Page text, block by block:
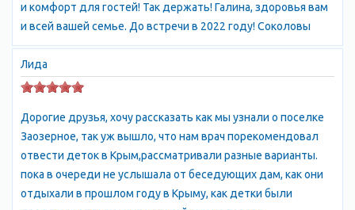
золотистыми песчаными пляжами, теплым морем с пологим
берегом, гостеприимством местных жителей, лечебным и
косметическим эффектом от крымских грязей, который Вы
почувствуете уже во время пребывания в Заозерном, Крым.
Множество пансионатов Заозерного, большинство из
комфортное проживание и широкий спектр услуг. Западный
берег Крыма известен своими здравницами и детскими
центрами, и Заозерное - не исключение. Уникальный климат
благоприятно действует на здоровье детей и взрослых,
многие санатории Заозерного оборудованы собственными
и комфорт для гостей! Так держать! Галина, здоровья вам
и всей вашей семье. До встречи в 2022 году! Соколовы
Лида
Дорогие друзья, хочу рассказать как мы узнали о поселке
Заозерное, так уж вышло, что нам врач порекомендовал
отвести деток в Крым,рассматривали разные варианты.
пока в очереди не услышала от беседующих дам, как они
отдыхали в прошлом году в Крыму, как детки были